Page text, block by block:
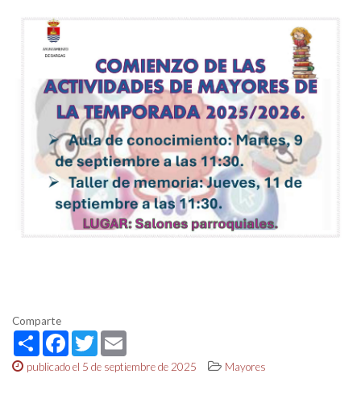
Comparte
ShareFacebook
Twitter
publicado el 5 de septiembre de 2025 Mayores